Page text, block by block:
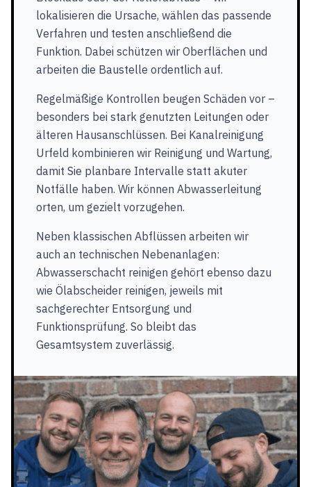
lokalisieren die Ursache, wählen das passende
Verfahren und testen anschließend die
Funktion. Dabei schützen wir Oberflächen und
arbeiten die Baustelle ordentlich auf.
Regelmäßige Kontrollen beugen Schäden vor –
besonders bei stark genutzten Leitungen oder
älteren Hausanschlüssen. Bei Kanalreinigung
Urfeld kombinieren wir Reinigung und Wartung,
damit Sie planbare Intervalle statt akuter
Notfälle haben. Wir können Abwasserleitung
orten, um gezielt vorzugehen.
Neben klassischen Abflüssen arbeiten wir
auch an technischen Nebenanlagen:
Abwasserschacht reinigen gehört ebenso dazu
wie Ölabscheider reinigen, jeweils mit
sachgerechter Entsorgung und
Funktionsprüfung. So bleibt das
Gesamtsystem zuverlässig.